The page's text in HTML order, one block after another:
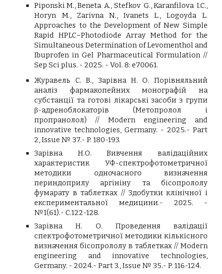
Piponski M., Beneta A., Stefkov G., Karanfilova I.C.,
Horyn M., Zarivna N., Ivanets L., Logoyda L.
Approaches to the Development of New Simple
Rapid HPLC–Photodiode Array Method for the
Simultaneous Determination of Levomenthol and
Ibuprofen in Gel Pharmaceutical Formulation //
Sep Sci plus. - 2025. - Vol. 8: e70061.
Журавель С. В., Зарівна Н. О. Порівняльний
аналіз фармакопейних монографій на
субстанції та готові лікарські засоби з групи
β-адреноблокаторів (Метопролол і
пропранолол) // Modern engineering and
innovative technologies, Germany. - 2025.- Part
2, Issue № 37.- P. 180-193.
Зарівна Н.О. Вивчення валідаційних
характеристик УФ-спектрофотометричної
методики одночасного визначення
периндоприлу аргініну та бісопрололу
фумарату в таблетках // Здобутки клінічної і
експериментальної медицини.- 2025. -
№1(61).- С.122-128.
Зарівна Н. О. Проведення валідації
спектрофотометричної методики кількісного
визначення бісопрололу в таблетках // Modern
engineering and innovative technologies,
Germany. - 2024.- Part 3., Issue № 35.- P. 116-124.